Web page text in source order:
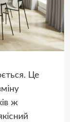
Це
ж